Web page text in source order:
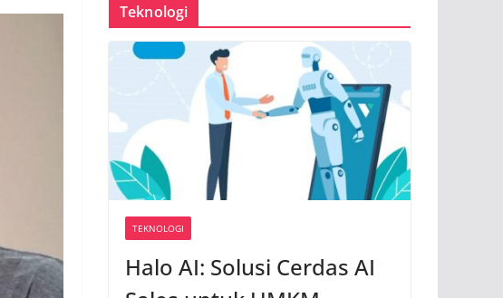
Teknologi
TEKNOLOGI
Halo AI: Solusi Cerdas AI